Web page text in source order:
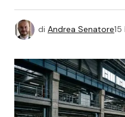
di Andrea Senatore